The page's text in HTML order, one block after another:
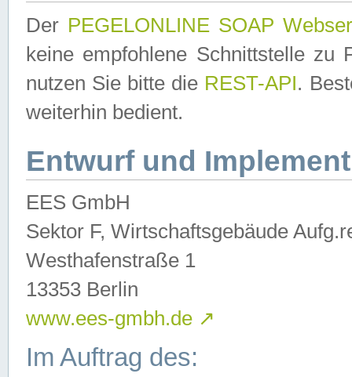
Der PEGELONLINE SOAP
keine empfohlene Schnittstelle zu
nutzen Sie bitte die REST-API.
weiterhin bedient.
Entwurf und
EES GmbH
Sektor F, Wirtschaftsgebäude
Westhafenstraße 1
13353 Berlin
www.ees-gmbh.de ↗
Im Auftrag des: